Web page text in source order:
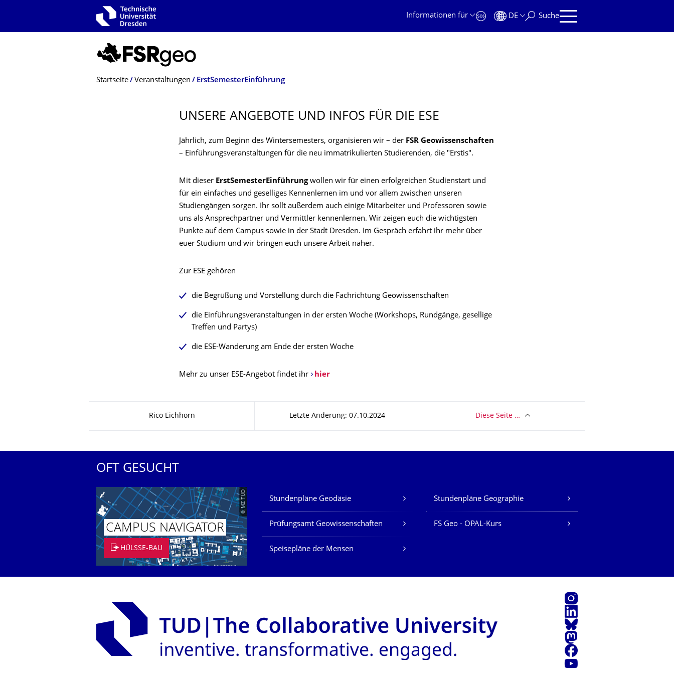
Zur Hauptnavigation springen
Informationen für
DE Suche
Breadcrumb-Menü
Startseite Veranstaltungen ErstSemesterEinführung
UNSERE ANGEBOTE UND INFOS FÜR DIE ESE
Jährlich, zum Beginn des Wintersemesters, organisieren wir – der FSR Geowissenschaften
– Einführungsveranstaltungen für die neu immatrikulierten Studierenden, die "Erstis".
Mit dieser ErstSemesterEinführung wollen wir für einen erfolgreichen Studienstart und
für ein einfaches und geselliges Kennenlernen im und vor allem zwischen unseren
Studiengängen sorgen. Ihr sollt außerdem auch einige Mitarbeiter und Professoren sowie
uns als Ansprechpartner und Vermittler kennenlernen. Wir zeigen euch die wichtigsten
Punkte auf dem Campus sowie in der Stadt Dresden. Im Gespräch erfahrt ihr mehr über
euer Studium und wir bringen euch unsere Arbeit näher.
Zur ESE gehören
die Begrüßung und Vorstellung durch die Fachrichtung Geowissenschaften
die Einführungsveranstaltungen in der ersten Woche (Workshops, Rundgänge, gesellige
Treffen und Partys)
die ESE-Wanderung am Ende der ersten Woche
Mehr zu unser ESE-Angebot findet ihr hier
Rico Eichhorn Letzte Änderung: 07.10.2024 Diese Seite …
OFT GESUCHT
© MZ TUD
CAMPUS NAVIGATOR
HÜLSSE-BAU
Unsere Dienste
Stundenpläne Geodäsie Stundenpläne Geographie
Prüfungsamt Geowissenschaften FS Geo - OPAL-Kurs
Speisepläne der Mensen
Instagram
LinkedIn
Bluesky
Mastodon
Facebook
Youtube